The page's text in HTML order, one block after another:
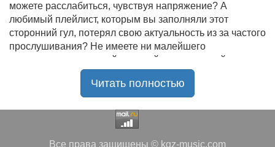
можете расслабиться, чувствуя напряжение? А
любимый плейлист, которым вы заполняли этот
сторонний гул, потерял свою актуальность из за частого
прослушивания? Не имеете ни малейшего
представления, где найти новый качественный контент
на замену старому? В таком случае вы обратились по
радостью приветствует своих старых и новых
Читать полностью
Все права защищены © kgz-music.com